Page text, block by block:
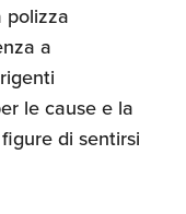
polizza
a
le cause e la
di sentirsi